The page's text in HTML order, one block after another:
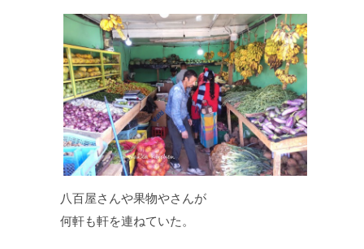
八百屋さんや果物やさんが
何軒も軒を連ねていた。